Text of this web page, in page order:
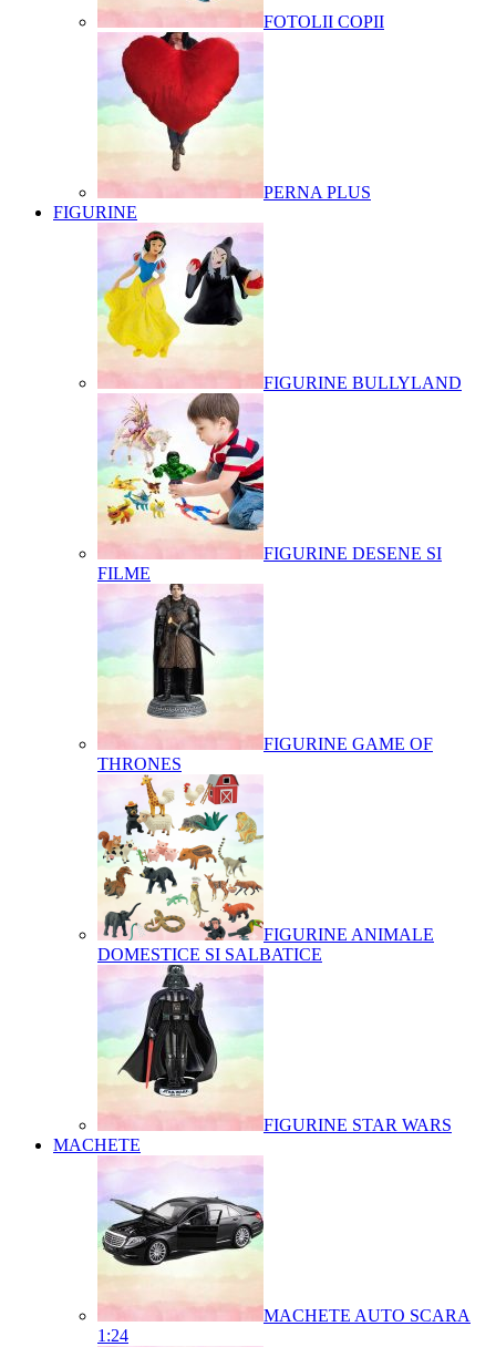
FOTOLII COPII
PERNA PLUS
FIGURINE
FIGURINE BULLYLAND
FIGURINE DESENE SI
FILME
FIGURINE GAME OF
THRONES
FIGURINE ANIMALE
DOMESTICE SI SALBATICE
FIGURINE STAR WARS
MACHETE
MACHETE AUTO SCARA
1:24